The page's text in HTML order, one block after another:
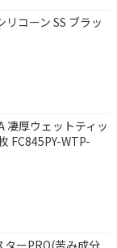
リコーン SS ブラッ
凄厚ウェットティッ
FC845PY-WTP-
ターPRO(苦み成分